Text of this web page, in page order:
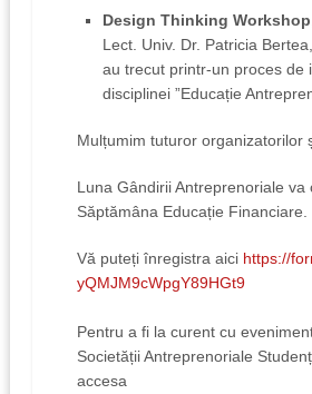
Design Thinking Workshop
Lect. Univ. Dr. Patricia
au trecut printr-un proces de
disciplinei ”Educație
Mulțumim tuturor organizatorilor
Luna Gândirii Antreprenoriale va
Săptămâna Educație Financiare.
Vă puteți înregistra aici https://
yQMJM9cWpgY89HGt9
Pentru a fi la curent cu
Societății Antreprenoriale
accesa